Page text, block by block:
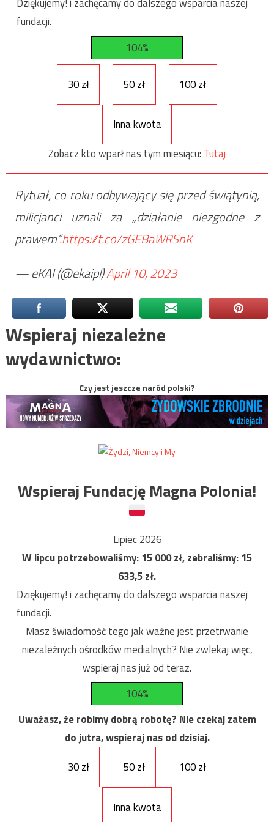
Dziękujemy! i zachęcamy do dalszego wsparcia naszej
fundacji.
104%
30 zł 50 zł 100 zł
Inna kwota
Zobacz kto wparł nas tym miesiącu: Tutaj
Rytuał, co roku odbywający się przed świątynią,
milicjanci uznali za „działanie niezgodne z
prawem”.https://t.co/zGEBaWRSnK
— eKAI (@ekaipl)April 10, 2023
Wspieraj niezależne
wydawnictwo:
Czy jest jeszcze naród polski?
Wspieraj Fundację Magna Polonia!
Lipiec 2026
W lipcu potrzebowaliśmy:15 000zł, zebraliśmy:15
633,5zł.
Dziękujemy! i zachęcamy do dalszego wsparcia naszej
fundacji.
Masz świadomość tego jak ważne jest przetrwanie
niezależnych ośrodków medialnych? Nie zwlekaj więc,
wspieraj nas już od teraz.
104%
Uważasz, że robimy dobrą robotę? Nie czekaj zatem
do jutra, wspieraj nas od dzisiaj.
30 zł
50 zł 100 zł
Inna kwota